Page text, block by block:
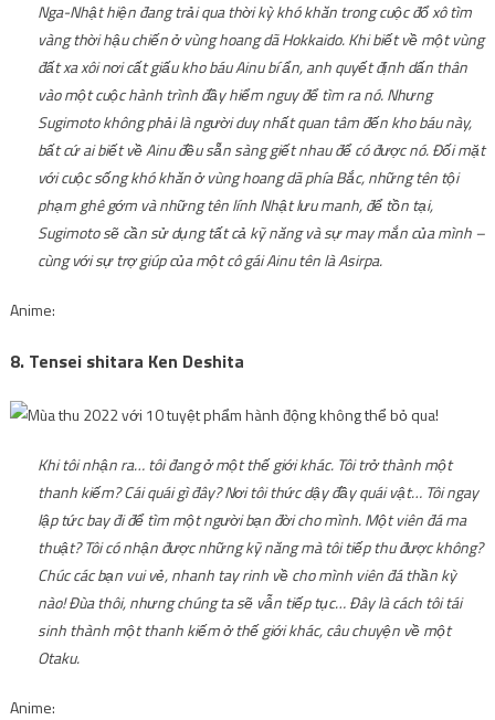
Nga-Nhật hiện đang trải qua thời kỳ khó khăn trong cuộc đổ xô tìm
vàng thời hậu chiến ở vùng hoang dã Hokkaido. Khi biết về một vùng
đất xa xôi nơi cất giấu kho báu Ainu bí ẩn, anh quyết định dấn thân
vào một cuộc hành trình đầy hiểm nguy để tìm ra nó. Nhưng
Sugimoto không phải là người duy nhất quan tâm đến kho báu này,
bất cứ ai biết về Ainu đều sẵn sàng giết nhau để có được nó. Đối mặt
với cuộc sống khó khăn ở vùng hoang dã phía Bắc, những tên tội
phạm ghê gớm và những tên lính Nhật lưu manh, để tồn tại,
Sugimoto sẽ cần sử dụng tất cả kỹ năng và sự may mắn của mình –
cùng với sự trợ giúp của một cô gái Ainu tên là Asirpa.
Anime:
8. Tensei shitara Ken Deshita
Khi tôi nhận ra… tôi đang ở một thế giới khác. Tôi trở thành một
thanh kiếm? Cái quái gì đây? Nơi tôi thức dậy đầy quái vật… Tôi ngay
lập tức bay đi để tìm một người bạn đời cho mình. Một viên đá ma
thuật? Tôi có nhận được những kỹ năng mà tôi tiếp thu được không?
Chúc các bạn vui vẻ, nhanh tay rinh về cho mình viên đá thần kỳ
nào! Đùa thôi, nhưng chúng ta sẽ vẫn tiếp tục… Đây là cách tôi tái
sinh thành một thanh kiếm ở thế giới khác, câu chuyện về một
Otaku.
Anime: